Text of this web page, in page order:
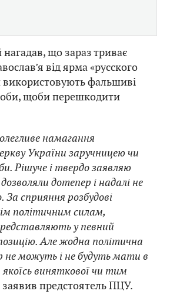
нагадав, що зараз триває
від ярма «русского
використовують фальшиві
щоби перешкодити
намагання
України заручницею чи
Рішуче і твердо заявляю
дотепер і надалі не
сприяння розбудові
політичним силам,
у певний
Але жодна політична
не можуть і не будуть мати в
виняткової чи тим
заявив предстоятель ПЦУ.